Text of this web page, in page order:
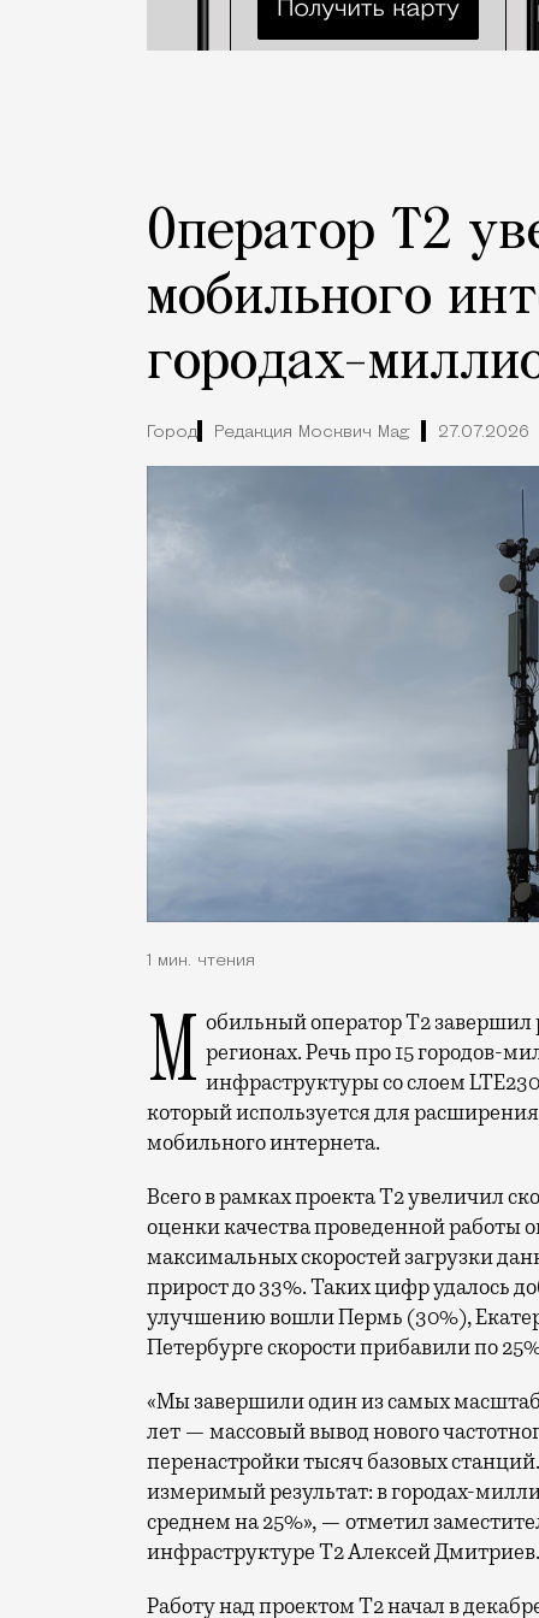
Оператор Т2
мобильного
городах-
Город Редакция Москвич Mag 27.07.2026
1 мин. чтения
Мобильный оператор Т2 завершил работы по увеличению скорости интернета в регионах. Речь про 15 городов-
инфраструктуры со слоем
который используется для
мобильного интернета.
Всего в рамках проекта Т2 увеличил
оценки качества проведенной работы
максимальных скоростей загрузки
прирост до 33%. Таких цифр удалось
улучшению вошли Пермь (30%),
Петербурге скорости прибавили по
«Мы завершили один из самых
лет — массовый вывод нового
перенастройки тысяч базовых
измеримый результат: в городах-
среднем на 25%», — отметил
инфраструктуре Т2 Алексей Дмитриев.
Работу над проектом Т2 начал в